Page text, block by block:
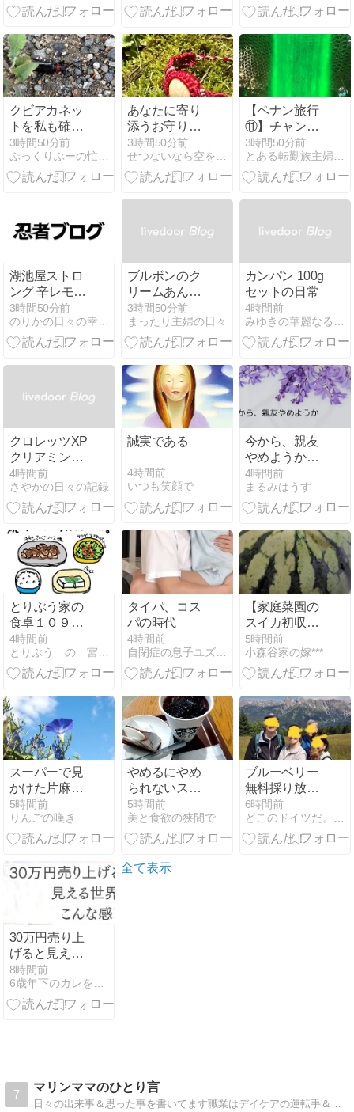
ルク♪ Straine
アミスト*
クビアカネッ
トを私も確認
したよ
3時間50分前
ぷっくりぶーの忙しい毎日
あなたに寄り
添うお守り
に。完全オー
ダーメイドア
クセサリーの
3時間50分前
せつないなら空をごらん
【ペナン旅行
⑪】チャンギ
空港すごいな
3時間50分前
とある転勤族主婦の日常（仮）
湖池屋ストロ
ング 辛レモン
の日常
3時間50分前
のりかの日々の幸せ日記
ブルボンのク
リームあんぱ
んモーモーバ
ニラ
3時間50分前
まったり主婦の日々
カンパン 100g
セットの日常
4時間前
みゆきの華麗なる日常。
クロレッツXP
クリアミント
の日常使い
4時間前
さやかの日々の記録
誠実である
4時間前
いつも笑顔で
今から、親友
やめようか最
終話【ネタバ
レ感想】俺の
未来にいてほ
4時間前
まるみはうす
とりぶう家の
食卓１０９～
このにおいは
外食のにおい
4時間前
とりぶう の 宮古島日記
タイパ、コス
パの時代
4時間前
自閉症の息子ユズヒコ、時々エルメスと宝塚の話
【家庭菜園の
スイカ初収
穫】ドキドキ
しながら包丁
を入れてみた
5時間前
小森谷家の嫁***
スーパーで見
かけた片麻痺
の男性を見て
思い出す
5時間前
りんごの嘆き
やめるにやめ
られないスナ
ックミー
5時間前
美と食欲の狭間で
ブルーベリー
無料採り放題
だったのに
6時間前
どこのドイツだ。ヨーチワだった！
30万円売り上
げると見える
世界はこんな
感じ！
8時間前
6歳年下のカレをつかまえた！お金と愛のマインドがアップする
全て表示
7
マリンママのひとり言
日々の出来事＆思った事を書いてます職業はデイケアの運転手＆小さな会社の経理＆主婦です